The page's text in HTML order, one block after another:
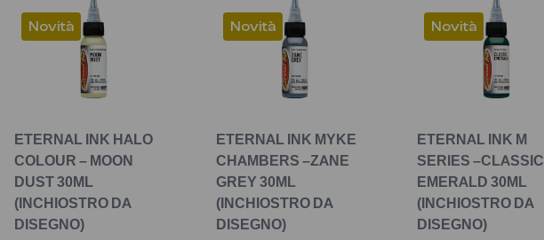
Novità
ETERNAL INK HALO
COLOUR – MOON
DUST 30ML
(INCHIOSTRO DA
DISEGNO)
Novità
ETERNAL INK MYKE
CHAMBERS –ZANE
GREY 30ML
(INCHIOSTRO DA
DISEGNO)
Novità
ETERNAL INK M
SERIES –CLASSIC
EMERALD 30ML
(INCHIOSTRO DA
DISEGNO)